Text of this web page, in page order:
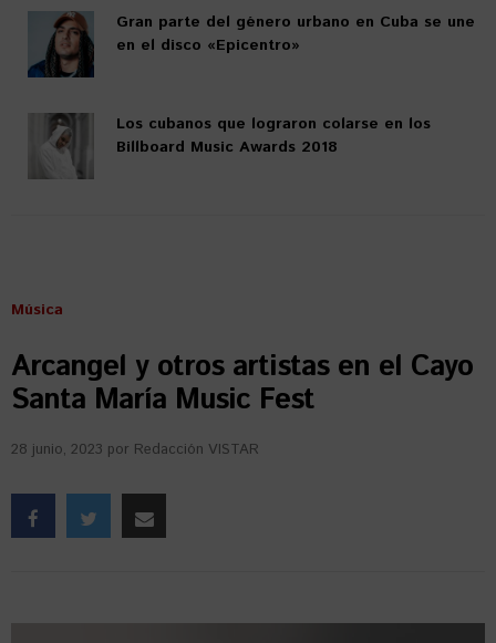
Gran parte del género urbano en Cuba se une
en el disco «Epicentro»
Los cubanos que lograron colarse en los
Billboard Music Awards 2018
Música
Arcangel y otros artistas en el Cayo
Santa María Music Fest
28 junio, 2023 por Redacción VISTAR